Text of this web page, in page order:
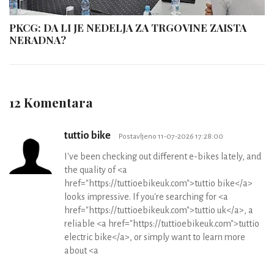
PKCG: DA LI JE NEDELJA ZA TRGOVINE ZAISTA
NERADNA?
12 Komentara
tuttio bike Postavljeno 11-07-2026 17:28:00
I've been checking out different e-bikes lately, and
the quality of <a
href="https://tuttioebikeuk.com">tuttio bike</a>
looks impressive. If you're searching for <a
href="https://tuttioebikeuk.com">tuttio uk</a>, a
reliable <a href="https://tuttioebikeuk.com">tuttio
electric bike</a>, or simply want to learn more
about <a